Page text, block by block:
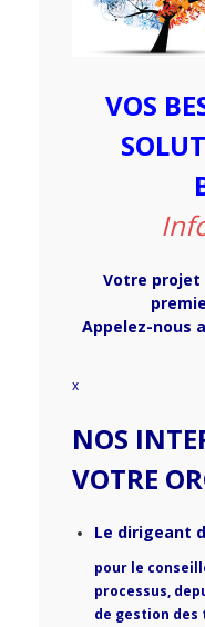
ACCOMPAGNEMENTS
IMMERSIONS
PRESENTIEL ou à
NOS CLIENTS
CONTACTS &
VOS
Votre projet
Appelez-nous
x
NOS
VOTRE
Le dirigeant
pour le
processus,
de gestion